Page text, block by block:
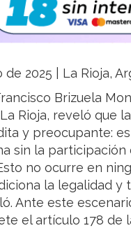
de 2025 | La Rioja,
Brizuela
Rioja, reveló que
y preocupante:
sin la
no ocurre en
la legalidad y
Ante este
el artículo 178 de